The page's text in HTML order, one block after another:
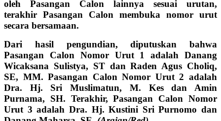
oleh Pasangan Calon lainnya sesuai urutan,
terakhir Pasangan Calon membuka nomor urut
secara bersamaan.
Dari hasil pengundian, diputuskan bahwa
Pasangan Calon Nomor Urut 1 adalah Danang
Wicaksana Sulistya, ST dan Raden Agus Choliq,
SE, MM. Pasangan Calon Nomor Urut 2 adalah
Dra. Hj. Sri Muslimatun, M. Kes dan Amin
Purnama, SH. Terakhir, Pasangan Calon Nomor
Urut 3 adalah Dra. Hj. Kustini Sri Purnomo dan